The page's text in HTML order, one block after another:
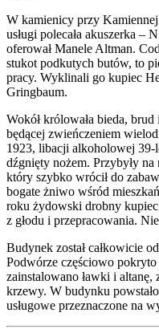
W kamienicy przy
usługi polecała akuszerka –
oferował Manele Altman.
stukot podkutych butów, to
pracy. Wyklinali go kupiec
Gringbaum.
Wokół królowała bieda,
będącej zwieńczeniem
1923, libacji alkoholowej 39-
dźgnięty nożem. Przybyły
który szybko wrócił do
bogate żniwo wśród
roku żydowski drobny
z głodu i przepracowania.
Budynek został całkowicie
Podwórze częściowo
zainstalowano ławki i altanę,
krzewy. W budynku
usługowe przeznaczone na